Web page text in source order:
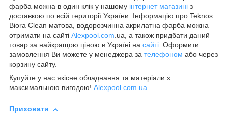
фарба можна в один клік у нашому інтернет магазині з
доставкою по всій території України. Інформацію про Teknos
Biora Clean матова, водорозчинна акрилатна фарба можна
отримати на сайті Alexpool.com.ua, а також придбати даний
товар за найкращою ціною в Україні на сайті. Оформити
замовлення Ви можете у менеджера за телефоном або через
корзину сайту.
Купуйте у нас якісне обладнання та матеріали з
максимальною вигодою! Alexpool.com.ua
Приховати